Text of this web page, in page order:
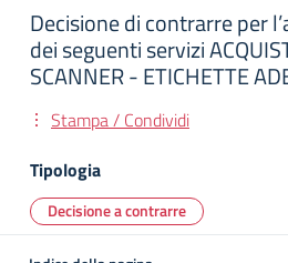
Decisione di contrarre per
dei seguenti servizi
SCANNER - ETICHETTE
Stampa / Condividi
Tipologia
Decisione a contrarre